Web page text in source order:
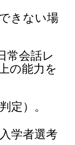
ない場
会話レ
の能力を
）。
学者選考